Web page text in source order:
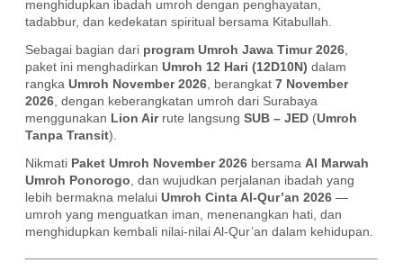
menghidupkan ibadah umroh dengan penghayatan,
tadabbur, dan kedekatan spiritual bersama Kitabullah.
Sebagai bagian dari program Umroh Jawa Timur 2026
paket ini menghadirkan Umroh 12 Hari (12D10N) dalam
rangka Umroh November 2026 , berangkat 7 November
2026 , dengan keberangkatan umroh dari Surabaya
menggunakan Lion Airrute langsung SUB – JED (Umroh
Tanpa Transit).
Nikmati Paket Umroh November 2026 bersama Al Marwah
Umroh Ponorogo , dan wujudkan perjalanan ibadah yang
lebih bermakna melalui Umroh Cinta Al-Qur’an 2026 —
umroh yang menguatkan iman, menenangkan hati, dan
menghidupkan kembali nilai-nilai Al-Qur’an dalam kehidupan.